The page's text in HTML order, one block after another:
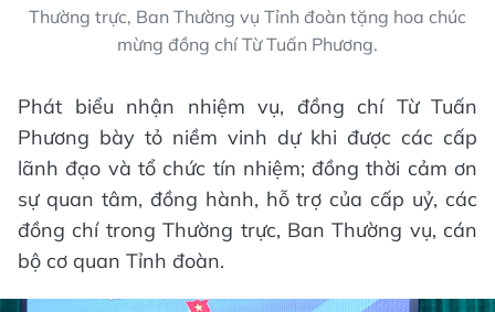
Thường trực, Ban Thường vụ Tỉnh đoàn tặng hoa chúc
mừng đồng chí Từ Tuấn Phương.
Phát biểu nhận nhiệm vụ, đồng chí Từ Tuấn
Phương bày tỏ niềm vinh dự khi được các cấp
lãnh đạo và tổ chức tín nhiệm; đồng thời cảm ơn
sự quan tâm, đồng hành, hỗ trợ của cấp uỷ, các
đồng chí trong Thường trực, Ban Thường vụ, cán
bộ cơ quan Tỉnh đoàn.